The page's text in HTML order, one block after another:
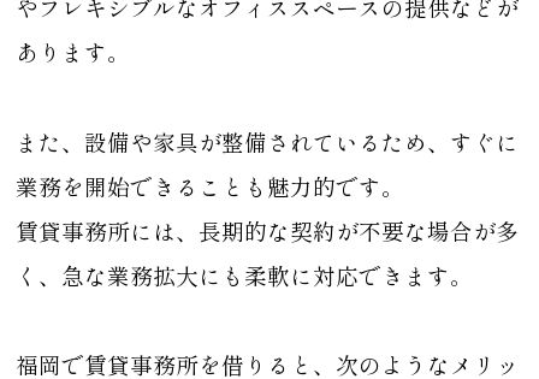
やフレキシブルなオフィススペースの提供などが
あります。
また、設備や家具が整備されているため、すぐに
業務を開始できることも魅力的です。
賃貸事務所には、長期的な契約が不要な場合が多
く、急な業務拡大にも柔軟に対応できます。
福岡で賃貸事務所を借りると、次のようなメリッ